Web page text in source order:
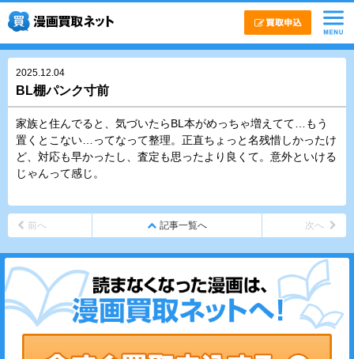
2025.12.04
BL棚パンク寸前
家族と住んでると、気づいたらBL本がめっちゃ増えてて…もう
置くとこない…ってなって整理。正直ちょっと名残惜しかったけ
ど、対応も早かったし、査定も思ったより良くて。意外といける
じゃんって感じ。
前へ 記事一覧へ 次へ